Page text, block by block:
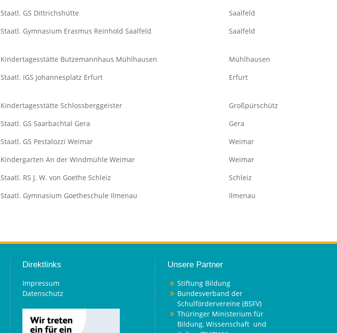
Staatl. GS Dittrichshütte
Saalfeld
Staatl. Gymnasium Erasmus Reinhold Saalfeld Saalfeld
Kindertagesstätte Butzemannhaus Mühlhausen
Mühlhausen
Staatl. IGS Johannesplatz Erfurt Erfurt
Kindertagesstätte Schlossberggeister
Großpürschütz
Staatl. GS Saarbachtal Gera
Gera
Staatl. GS Pestalozzi Weimar
Weimar
Kindergarten An der Windmühle Weimar
Weimar
Staatl. RS J. W. von Goethe Schleiz
Schleiz
Staatl. Gymnasium Goetheschule Ilmenau Ilmenau
Direktlinks
Impressum
Datenschutz
Unsere Partner
Stiftung Bildung
Bundesverband der
Schulfördervereine (BSFV)
Thüringer Ministerium für
Bildung, Wissenschaft und